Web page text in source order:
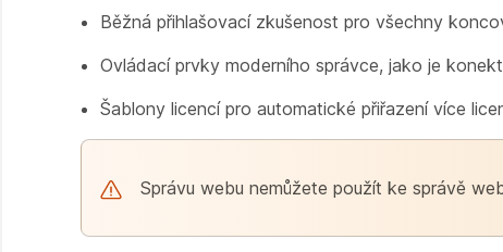
Běžná přihlašovací zkušenost pro všechny
Ovládací prvky moderního správce, jako je
Šablony licencí pro automatické přiřazení více
Správu webu nemůžete použít ke správě